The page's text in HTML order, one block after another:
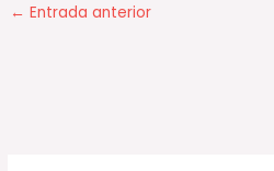
← Entrada anterior